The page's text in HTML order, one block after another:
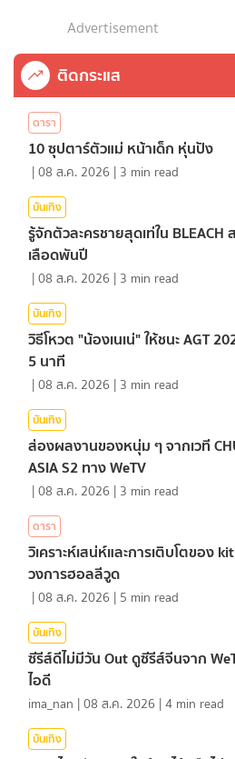
Advertisement
ติดกระแส
ดารา
10 ซุปตาร์ตัวแม่ หน้าเด็ก หุ่นปัง
|08 ส.ค. 2026 | 3 min read
บันเทิง
รู้จักตัวละครชายสุดเท่ใน BLEACH
เลือดพันปี
|08 ส.ค. 2026 | 3 min read
บันเทิง
วิธีโหวต "น้องเนเน่" ให้ชนะ AGT
5 นาที
|08 ส.ค. 2026 | 3 min read
บันเทิง
ส่องผลงานของหนุ่ม ๆ จากเวที
ASIA S2 ทาง WeTV
|08 ส.ค. 2026 | 3 min read
ดารา
วิเคราะห์เสน่ห์และการเติบโตของ
วงการฮอลลีวูด
|08 ส.ค. 2026 | 5 min read
บันเทิง
ซีรีส์ดีไม่มีวัน Out ดูซีรีส์จีนจาก
ไอดี
ima_nan |08 ส.ค. 2026 |4 min read
บันเทิง